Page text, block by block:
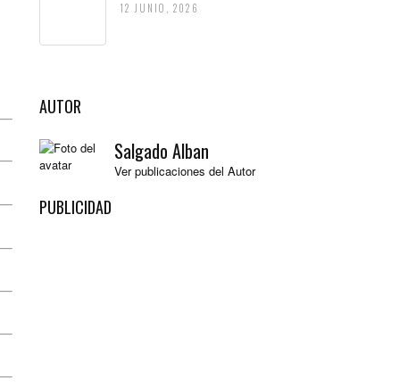
12 JUNIO, 2026
AUTOR
Salgado Alban
Ver publicaciones del Autor
PUBLICIDAD